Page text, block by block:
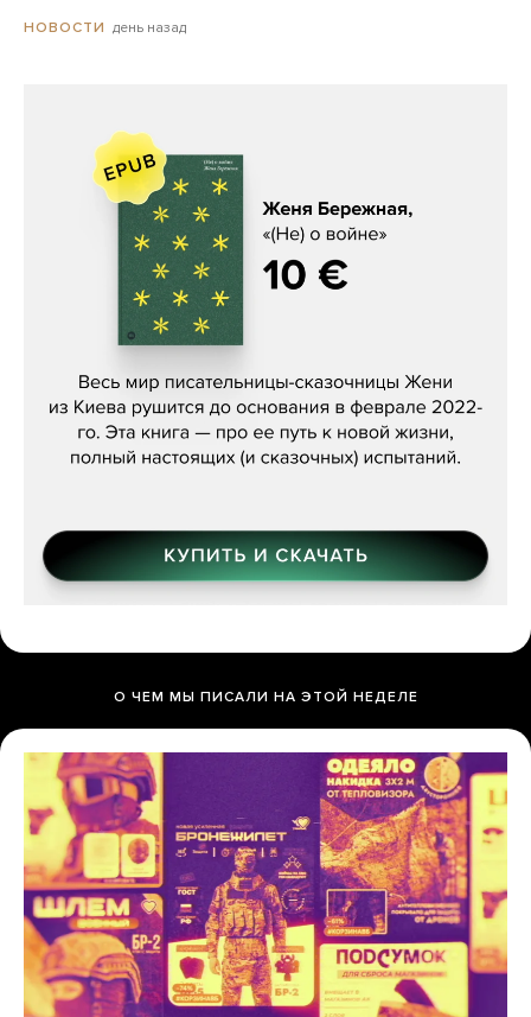
НОВОСТИ день назад
Женя Бережная, «(Не) о войне»
О ЧЕМ МЫ ПИСАЛИ НА ЭТОЙ НЕДЕЛЕ